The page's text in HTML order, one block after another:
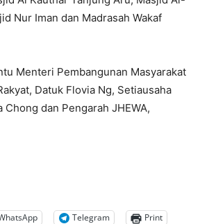
Nur Iman dan Madrasah Wakaf
Menteri Pembangunan Masyarakat
Datuk Flovia Ng, Setiausaha
Chong dan Pengarah JHEWA,
Telegram Print